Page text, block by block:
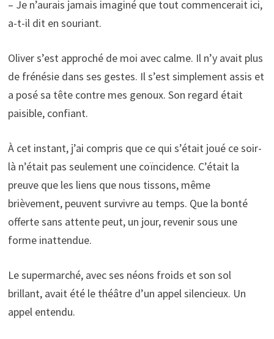
– Je n’aurais jamais imaginé que tout commencerait ici,
a-t-il dit en souriant.
Oliver s’est approché de moi avec calme. Il n’y avait plus
de frénésie dans ses gestes. Il s’est simplement assis et
a posé sa tête contre mes genoux. Son regard était
paisible, confiant.
À cet instant, j’ai compris que ce qui s’était joué ce soir-
là n’était pas seulement une coïncidence. C’était la
preuve que les liens que nous tissons, même
brièvement, peuvent survivre au temps. Que la bonté
offerte sans attente peut, un jour, revenir sous une
forme inattendue.
Le supermarché, avec ses néons froids et son sol
brillant, avait été le théâtre d’un appel silencieux. Un
appel entendu.